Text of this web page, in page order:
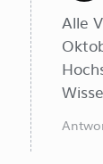
Alle